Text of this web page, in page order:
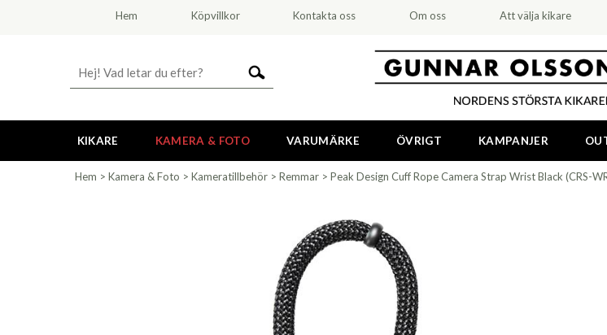
Hem Köpvillkor Kontakta oss Om oss Att välja kikare
KIKARE KAMERA & FOTO VARUMÄRKE ÖVRIGT KAMPANJER
Hem > Kamera & Foto > Kameratillbehör > Remmar > Peak Design Cuff Rope Camera Strap Wrist Black (CRS-